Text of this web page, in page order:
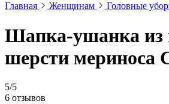
Главная Женщинам Головные
Шапка-ушанка из
шерсти мериноса
5/5
6 отзывов